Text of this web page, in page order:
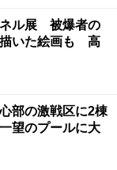
ネル展 被爆者の
描いた絵画も 高
部の激戦区に2棟
望のプールに大